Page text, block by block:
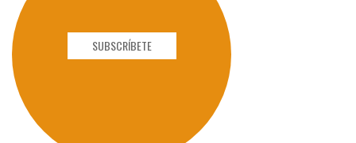
SUBSCRÍBETE